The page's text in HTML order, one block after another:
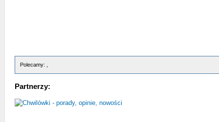
Polecamy: ,
Partnerzy: